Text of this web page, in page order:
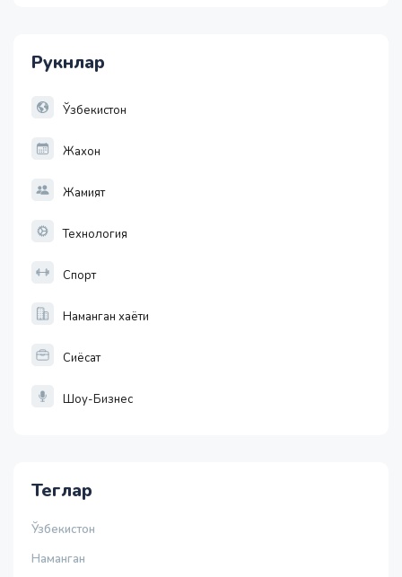
1 USD
Рукнлар
Ўзбекистон
Жахон
Жамият
Технология
Спорт
Наманган хаёти
Сиёсат
Шоу-Бизнес
Теглар
Ўзбекистон
Наманган